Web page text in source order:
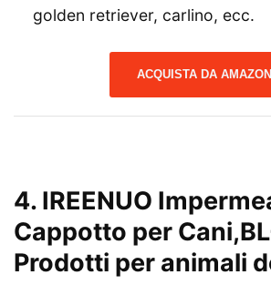
golden retriever, carlino, ecc.
ACQUISTA DA AMAZON
4. IREENUO
Cappotto per
Prodotti per animali